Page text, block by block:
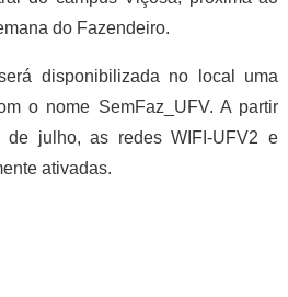
do Fazendeiro.
disponibilizada no local uma
o nome SemFaz_UFV. A partir
julho, as redes WIFI-UFV2 e
ativadas.